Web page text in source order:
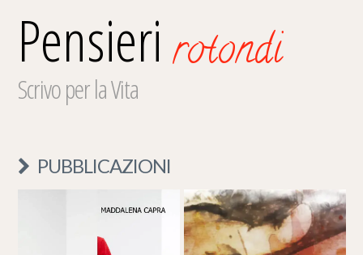
Pensierirotondi
Scrivo per la Vita
PUBBLICAZIONI